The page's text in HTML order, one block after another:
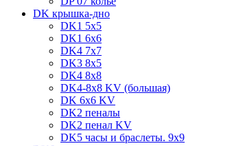
DK крышка-дно
DK1 5x5
DK1 6x6
DK4 7х7
DK3 8x5
DK4 8x8
DK4-8x8 KV (большая)
DK 6х6 KV
DK2 пеналы
DK2 пенал KV
DK5 часы и браслеты. 9x9